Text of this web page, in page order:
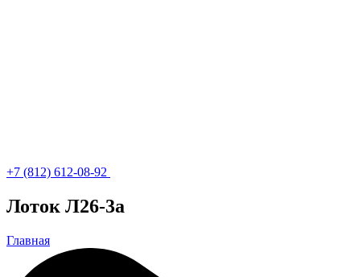
+7 (812) 612-08-92
Лоток Л26-3а
Главная